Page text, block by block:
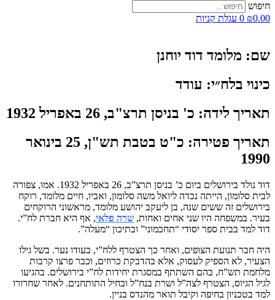
חיפוש
₪0.00
0 עגלת קניות
שם: מלומד דוד יוחנן
כינוי בלח״י: עודד
תאריך לידה: כ' בניסן תרצ"ב, 26 באפריל 1932
תאריך פטירה:
כ"ט בטבת תש"ן, 25 בינואר
1990
דוד נולד בירושלים ביום כ’ בניסן תרצ”ב, 26 באפריל 1932. אמו, צפורה
לבית סלומון, הייתה נכדה ליואל משה סלומון, ואביו, חיים מלומד, רוקח
בירושלים זה ששים שנה, בן ליעקב יהושע מלומד, מראשוני הרוקחים
בעיר. במשפחה היו שני אחים ואחות, שרה פלאי, אף היא חברת לח”י.
דוד למד בבית ספר יסודי “תחכמוני” ובתיכון “מעלה”.
היה חבר תנועת הצופים, ואחר כך הצטרף ללח”י, בעודו נער. בשל גילו
הצעיר, לא הספיק לעסוק, אלא בהדבקת כרוזים, וכבר פרצו קרבות
מלחמת תש”ח, בהם השתתף במסגרת יחידות לח”י בירושלים. בהגיעו
לגיל הגיוס, הצטרף לצה”ל ושרת בנח”ל ובחיל התותחנים. לאחר שחרורו
למד בטכניון בחיפה וקיבל תואר מהנדס בניין.